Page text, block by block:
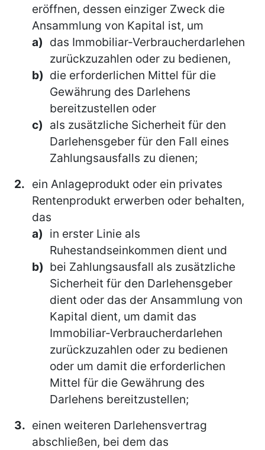
eröffnen, dessen einziger Zweck die
Ansammlung von Kapital ist, um
a) das Immobiliar-Verbraucherdarlehen
zurückzuzahlen oder zu bedienen,
b) die erforderlichen Mittel für die
Gewährung des Darlehens
bereitzustellen oder
c) als zusätzliche Sicherheit für den
Darlehensgeber für den Fall eines
Zahlungsausfalls zu dienen;
2. ein Anlageprodukt oder ein privates
Rentenprodukt erwerben oder behalten,
das
a) in erster Linie als
Ruhestandseinkommen dient und
b) bei Zahlungsausfall als zusätzliche
Sicherheit für den Darlehensgeber
dient oder das der Ansammlung von
Kapital dient, um damit das
Immobiliar-Verbraucherdarlehen
zurückzuzahlen oder zu bedienen
oder um damit die erforderlichen
Mittel für die Gewährung des
Darlehens bereitzustellen;
3. einen weiteren Darlehensvertrag
abschließen, bei dem das